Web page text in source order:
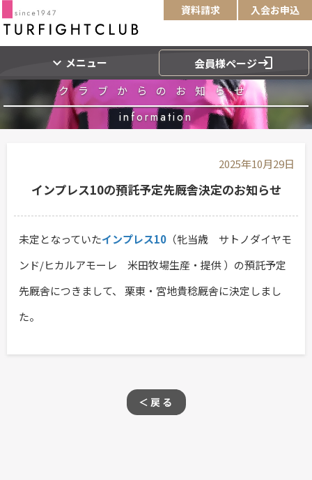
資料請求 入会お申込
expand_more メニュー 会員様ページlogin
クラブからのお知らせ
information
2025年10月29日
インプレス10の預託予定先厩舎決定のお知らせ
未定となっていたインプレス10 （牝当歳 サトノダイヤモ
ンド/ヒカルアモーレ 米田牧場生産・提供 ）の預託予定
先厩舎につきまして、 栗東・宮地貴稔厩舎に決定しまし
た。
＜戻る